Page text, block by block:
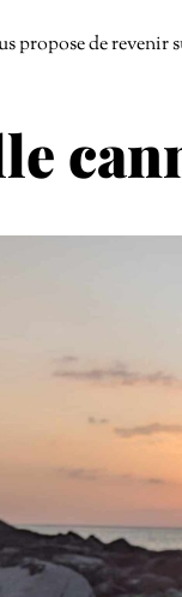
propose de